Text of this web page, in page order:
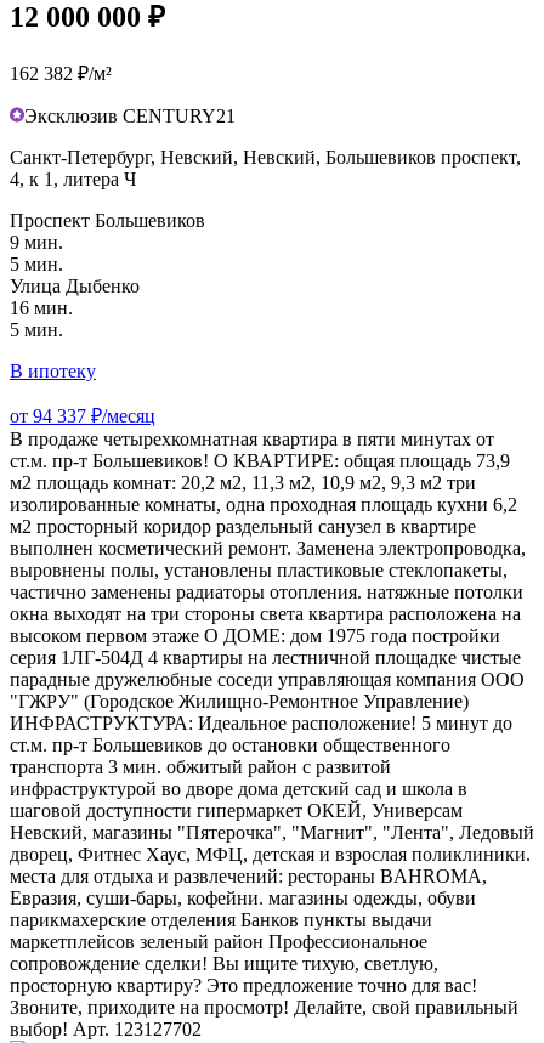
12 000 000 ₽
162 382 ₽/м²
Эксклюзив CENTURY21
Санкт-Петербург, Невский, Невский, Большевиков проспект,
4, к 1, литера Ч
Проспект Большевиков
9 мин.
5 мин.
Улица Дыбенко
16 мин.
5 мин.
В ипотеку
от 94 337 ₽/месяц
В продаже четырехкомнатная квартира в пяти минутах от
ст.м. пр-т Большевиков! О КВАРТИРЕ: общая площадь 73,9
м2 площадь комнат: 20,2 м2, 11,3 м2, 10,9 м2, 9,3 м2 три
изолированные комнаты, одна проходная площадь кухни 6,2
м2 просторный коридор раздельный санузел в квартире
выполнен косметический ремонт. Заменена электропроводка,
выровнены полы, установлены пластиковые стеклопакеты,
частично заменены радиаторы отопления. натяжные потолки
окна выходят на три стороны света квартира расположена на
высоком первом этаже О ДОМЕ: дом 1975 года постройки
серия 1ЛГ-504Д 4 квартиры на лестничной площадке чистые
парадные дружелюбные соседи управляющая компания ООО
"ГЖРУ" (Городское Жилищно-Ремонтное Управление)
ИНФРАСТРУКТУРА: Идеальное расположение! 5 минут до
ст.м. пр-т Большевиков до остановки общественного
транспорта 3 мин. обжитый район с развитой
инфраструктурой во дворе дома детский сад и школа в
шаговой доступности гипермаркет ОКЕЙ, Универсам
Невский, магазины "Пятерочка", "Магнит", "Лента", Ледовый
дворец, Фитнес Хаус, МФЦ, детская и взрослая поликлиники.
места для отдыха и развлечений: рестораны BAHROMA,
Евразия, суши-бары, кофейни. магазины одежды, обуви
парикмахерские отделения Банков пункты выдачи
маркетплейсов зеленый район Профессиональное
сопровождение сделки! Вы ищите тихую, светлую,
просторную квартиру? Это предложение точно для вас!
Звоните, приходите на просмотр! Делайте, свой правильный
выбор! Арт. 123127702